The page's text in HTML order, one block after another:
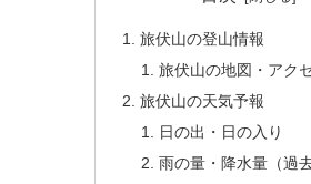
旅伏山の登山情報
旅伏山の地図・アク
旅伏山の天気予報
日の出・日の入り
雨の量・降水量（過